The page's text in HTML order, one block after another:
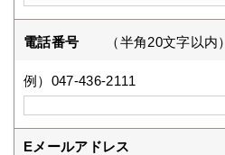
電話番号 （半角20文字以内）
例）047-436-2111
Eメールアドレス